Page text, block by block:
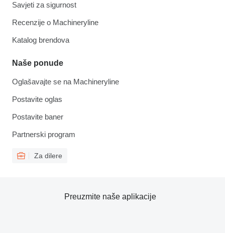
Savjeti za sigurnost
Recenzije o Machineryline
Katalog brendova
Naše ponude
Oglašavajte se na Machineryline
Postavite oglas
Postavite baner
Partnerski program
Za dilere
Preuzmite naše aplikacije